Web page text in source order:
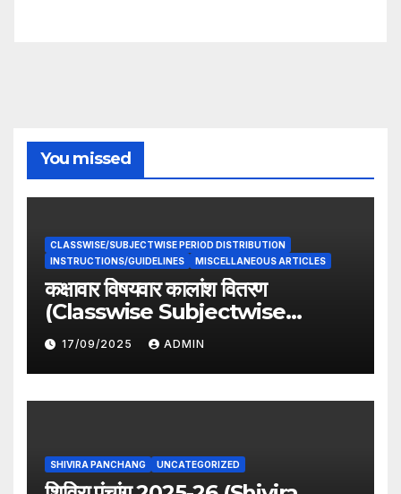
You missed
CLASSWISE/SUBJECTWISE PERIOD DISTRIBUTION
INSTRUCTIONS/GUIDELINES
MISCELLANEOUS ARTICLES
कक्षावार विषयवार कालांश वितरण
(Classwise Subjectwise
period distribution)
17/09/2025 ADMIN
SHIVIRA PANCHANG UNCATEGORIZED